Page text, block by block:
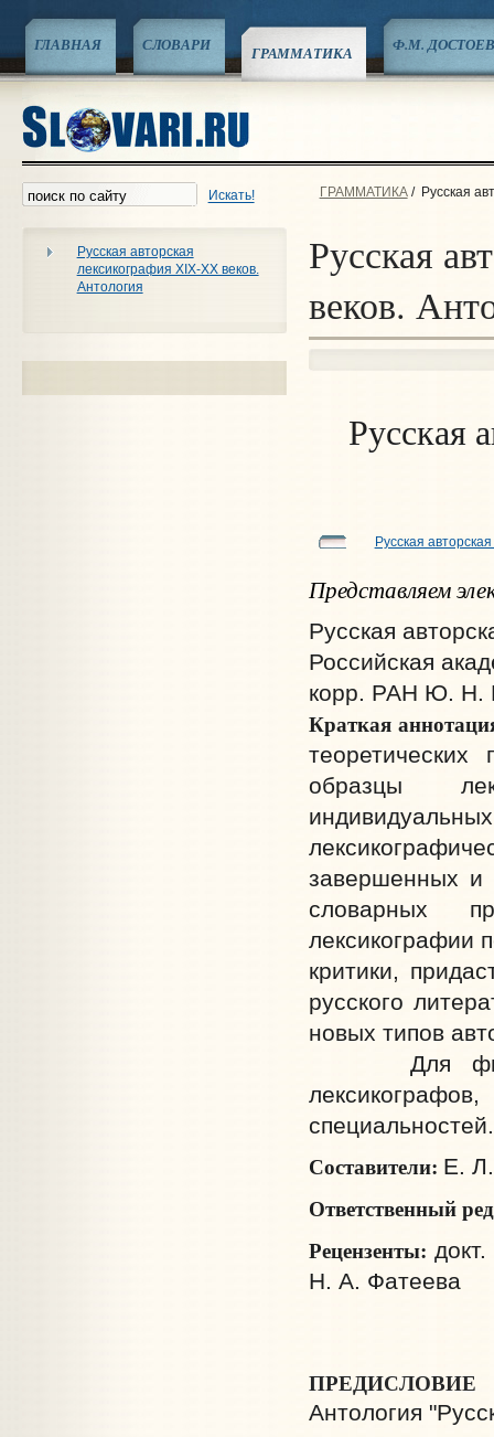
ГЛАВНАЯ СЛОВАРИ ГРАММАТИКА Ф.М.
Искать!
Русская авторская
лексикография XIX-XX веков.
Антология
ГРАММАТИКА/ Русская
Русская
веков.
Русская
Русская
Представляем
Русская
Российская
корр. РАН Ю. Н.
Краткая
образцы
завершенных и
словарных
лексикографии
критики,
русского
новых типов
Для
специальностей.
Составители: Е.
Ответственный
Рецензенты:
Н. А. Фатеева
ПРЕДИСЛОВИЕ
Антология